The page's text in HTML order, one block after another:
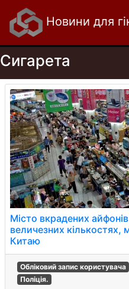
Новини для
Сигарета
Місто вкрадених
величезних кількостях,
Китаю
Обліковий запис користувача
Поліція.